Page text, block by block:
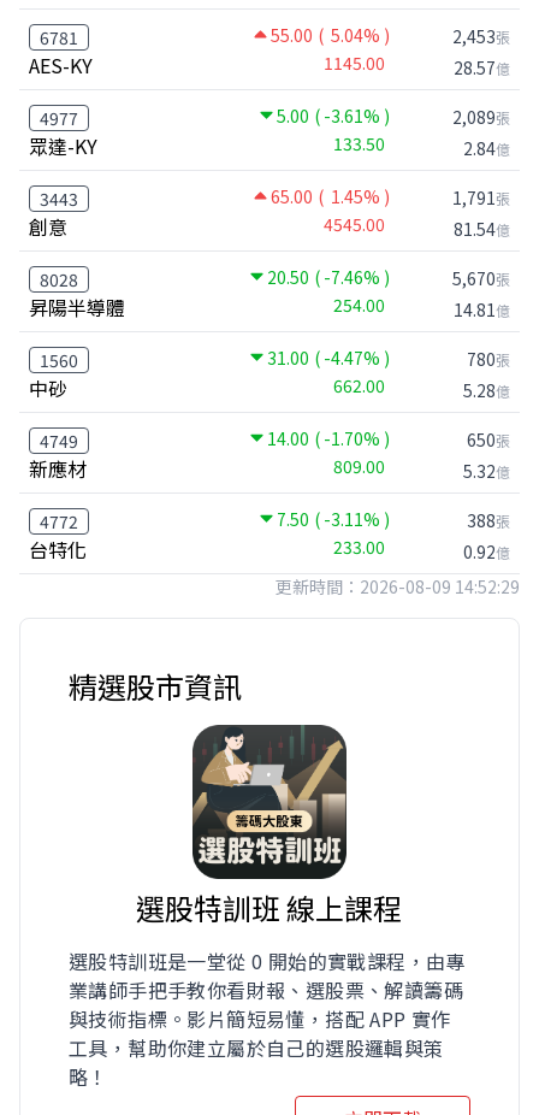
6781 55.00 ( 5.04% )
AES-KY 1145.00
2,453張
28.57億
4977 5.00 ( -3.61% )
眾達-KY 133.50
2,089張
2.84億
3443 65.00 ( 1.45% )
創意 4545.00
1,791張
81.54億
8028 20.50 ( -7.46% )
昇陽半導體 254.00
5,670張
14.81億
1560 31.00 ( -4.47% )
中砂 662.00
780張
5.28億
4749 14.00 ( -1.70% )
新應材 809.00
650張
5.32億
4772 7.50 ( -3.11% )
台特化 233.00
388張
0.92億
更新時間：2026-08-09 14:52:29
精選股市資訊
選股特訓班 線上課程
選股特訓班是一堂從 0 開始的實戰課程，由專
業講師手把手教你看財報、選股票、解讀籌碼
與技術指標。影片簡短易懂，搭配 APP 實作
工具，幫助你建立屬於自己的選股邏輯與策
略！